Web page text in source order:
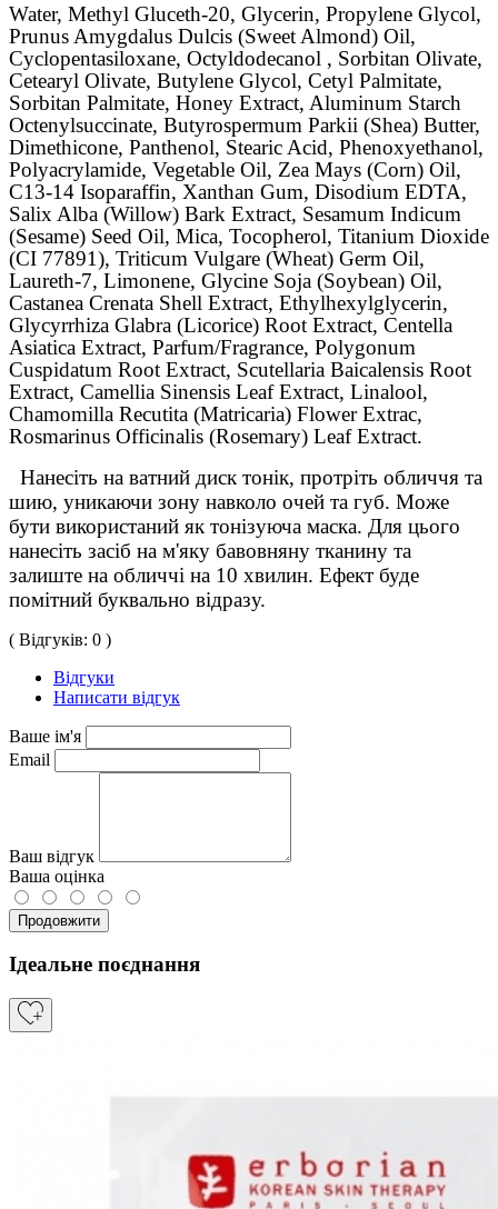
Water, Methyl Gluceth-20, Glycerin, Propylene Glycol,
Prunus Amygdalus Dulcis (Sweet Almond) Oil,
Cyclopentasiloxane, Octyldodecanol , Sorbitan Olivate,
Cetearyl Olivate, Butylene Glycol, Cetyl Palmitate,
Sorbitan Palmitate, Honey Extract, Aluminum Starch
Octenylsuccinate, Butyrospermum Parkii (Shea) Butter,
Dimethicone, Panthenol, Stearic Acid, Phenoxyethanol,
Polyacrylamide, Vegetable Oil, Zea Mays (Corn) Oil,
C13-14 Isoparaffin, Xanthan Gum, Disodium EDTA,
Salix Alba (Willow) Bark Extract, Sesamum Indicum
(Sesame) Seed Oil, Mica, Tocopherol, Titanium Dioxide
(CI 77891), Triticum Vulgare (Wheat) Germ Oil,
Laureth-7, Limonene, Glycine Soja (Soybean) Oil,
Castanea Crenata Shell Extract, Ethylhexylglycerin,
Glycyrrhiza Glabra (Licorice) Root Extract, Centella
Asiatica Extract, Parfum/Fragrance, Polygonum
Cuspidatum Root Extract, Scutellaria Baicalensis Root
Extract, Camellia Sinensis Leaf Extract, Linalool,
Chamomilla Recutita (Matricaria) Flower Extrac,
Rosmarinus Officinalis (Rosemary) Leaf Extract.
Нанесіть на ватний диск тонік, протріть обличчя та
шию, уникаючи зону навколо очей та губ. Може
бути використаний як тонізуюча маска. Для цього
нанесіть засіб на м'яку бавовняну тканину та
залиште на обличчі на 10 хвилин. Ефект буде
помітний буквально відразу.
( Відгуків: 0 )
Відгуки
Написати відгук
Ваше ім'я
Email
Ваш відгук
Ваша оцінка
Продовжити
Ідеальне поєднання